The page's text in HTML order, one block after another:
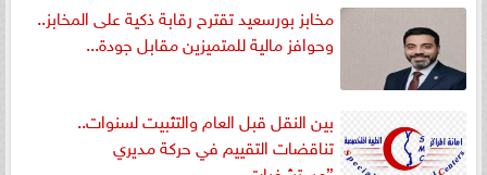
مخابز بورسعيد تقترح رقابة ذكية على المخابز..
وحوافز مالية للمتميزين مقابل جودة...
بين النقل قبل العام والتثبيت لسنوات..
تناقضات التقييم في حركة مديري